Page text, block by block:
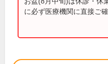
に必ず医療機関に直接ご